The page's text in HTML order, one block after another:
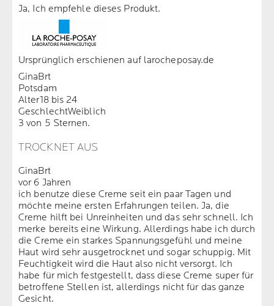
Ja, Ich empfehle dieses Produkt.
Ursprünglich erschienen auf larocheposay.de
GinaBrt
Potsdam
Alter18 bis 24
GeschlechtWeiblich
3 von 5 Sternen.
TROCKNET AUS
GinaBrt
vor 6 Jahren
ich benutze diese Creme seit ein paar Tagen und
möchte meine ersten Erfahrungen teilen. Ja, die
Creme hilft bei Unreinheiten und das sehr schnell. Ich
merke bereits eine Wirkung. Allerdings habe ich durch
die Creme ein starkes Spannungsgefühl und meine
Haut wird sehr ausgetrocknet und sogar schuppig. Mit
Feuchtigkeit wird die Haut also nicht versorgt. Ich
habe für mich festgestellt, dass diese Creme super für
betroffene Stellen ist, allerdings nicht für das ganze
Gesicht.